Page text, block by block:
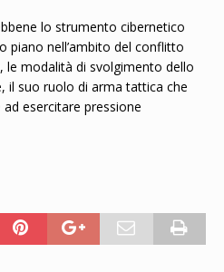
lo strumento cibernetico
piano nell’ambito del conflitto
le modalità di svolgimento dello
il suo ruolo di arma tattica che
esercitare pressione